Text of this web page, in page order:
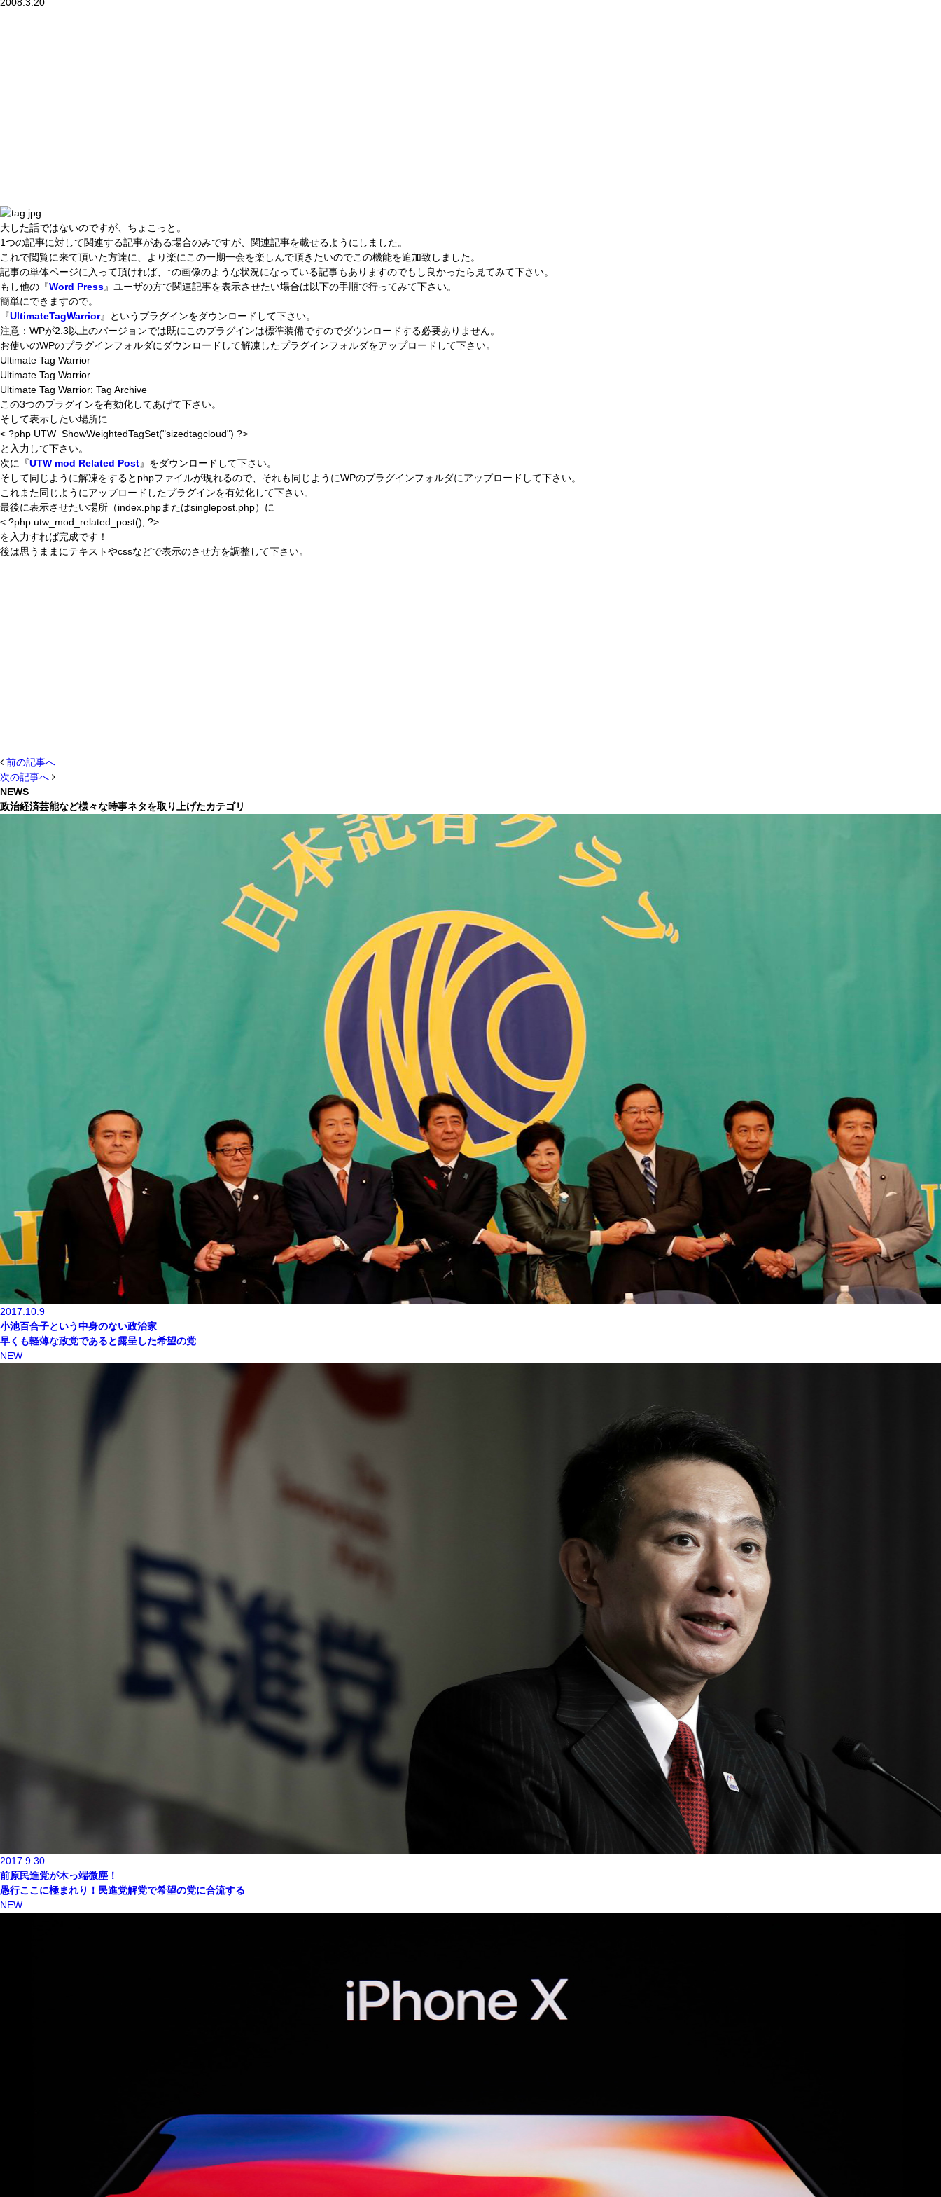
大した話ではないのですが、ちょこっと。
1つの記事に対して関連する記事がある場合のみですが、関連記事を載せるようにしました。
これで閲覧に来て頂いた方達に、より楽にこの一期一会を楽しんで頂きたいのでこの機能を追加致しました。
記事の単体ページに入って頂ければ、↑の画像のような状況になっている記事もありますのでもし良かったら見てみて下さい。
もし他の『Word Press』ユーザの方で関連記事を表示させたい場合は以下の手順で行ってみて下さい。
簡単にできますので。
『UltimateTagWarrior』というプラグインをダウンロードして下さい。
注意：WPが2.3以上のバージョンでは既にこのプラグインは標準装備ですのでダウンロードする必要ありません。
お使いのWPのプラグインフォルダにダウンロードして解凍したプラグインフォルダをアップロードして下さい。
Ultimate Tag Warrior
Ultimate Tag Warrior
Ultimate Tag Warrior: Tag Archive
この3つのプラグインを有効化してあげて下さい。
そして表示したい場所に
< ?php UTW_ShowWeightedTagSet("sizedtagcloud") ?>
と入力して下さい。
次に『UTW mod Related Post』をダウンロードして下さい。
そして同じように解凍をするとphpファイルが現れるので、それも同じようにWPのプラグインフォルダにアップロードして下さい。
これまた同じようにアップロードしたプラグインを有効化して下さい。
最後に表示させたい場所（index.phpまたはsinglepost.php）に
< ?php utw_mod_related_post(); ?>
を入力すれば完成です！
後は思うままにテキストやcssなどで表示のさせ方を調整して下さい。
前の記事へ
次の記事へ
NEWS
政治経済芸能など様々な時事ネタを取り上げたカテゴリ
2017.10.9
小池百合子という中身のない政治家
早くも軽薄な政党であると露呈した希望の党
NEW
2017.9.30
前原民進党が木っ端微塵！
愚行ここに極まれり！民進党解党で希望の党に合流する
NEW